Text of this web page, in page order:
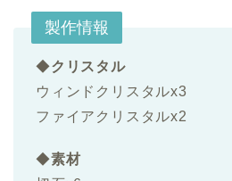
製作情報
◆クリスタル
ウィンドクリスタルx3
ファイアクリスタルx2
◆素材